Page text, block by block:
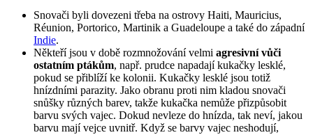
Snovači byli dovezeni třeba na ostrovy Haiti, Mauricius,
Réunion, Portorico, Martinik a Guadeloupe a také do západní
Indie.
Někteří jsou v době rozmnožování velmi agresivní vůči
ostatním ptákům, např. prudce napadají kukačky lesklé,
pokud se přiblíží ke kolonii. Kukačky lesklé jsou totiž
hnízdními parazity. Jako obranu proti nim kladou snovači
snůšky různých barev, takže kukačka nemůže přizpůsobit
barvu svých vajec. Dokud nevleze do hnízda, tak neví, jakou
barvu mají vejce uvnitř. Když se barvy vajec neshodují,